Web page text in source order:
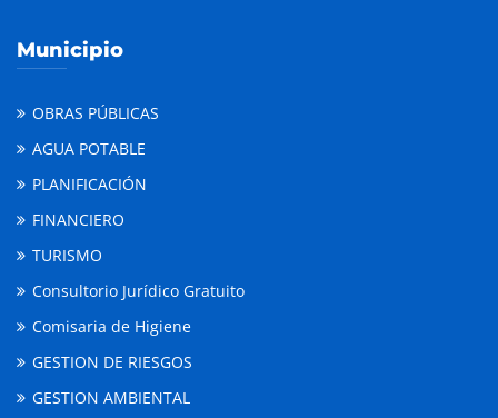
Municipio
OBRAS PÚBLICAS
AGUA POTABLE
PLANIFICACIÓN
FINANCIERO
TURISMO
Consultorio Jurídico Gratuito
Comisaria de Higiene
GESTION DE RIESGOS
GESTION AMBIENTAL